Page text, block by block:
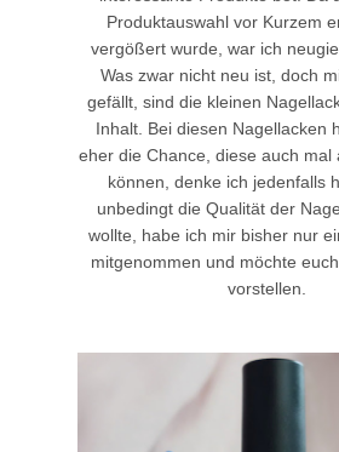
Produktauswahl vor Kurzem
vergößert wurde, war ich
Was zwar nicht neu ist, doch
gefällt, sind die kleinen
Inhalt. Bei diesen Nagellacken
eher die Chance, diese auch mal
können, denke ich jedenfalls
unbedingt die Qualität der
wollte, habe ich mir bisher nur
mitgenommen und möchte
vorstellen.